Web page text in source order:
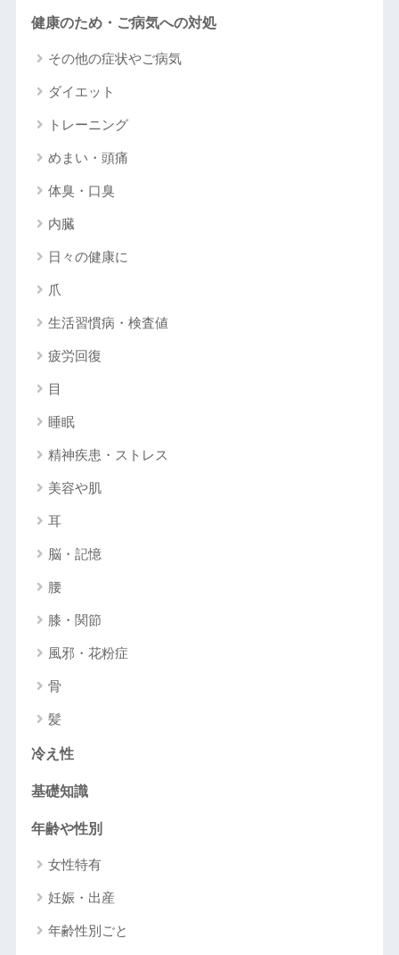
健康のため・ご病気への対処
その他の症状やご病気
ダイエット
トレーニング
めまい・頭痛
体臭・口臭
内臓
日々の健康に
爪
生活習慣病・検査値
疲労回復
目
睡眠
精神疾患・ストレス
美容や肌
耳
脳・記憶
腰
膝・関節
風邪・花粉症
骨
髪
冷え性
基礎知識
年齢や性別
女性特有
妊娠・出産
年齢性別ごと